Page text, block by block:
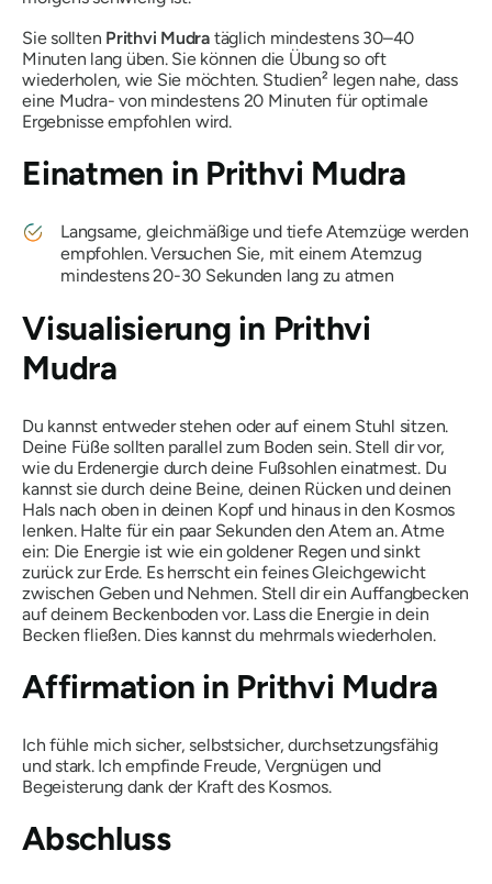
Sie sollten Prithvi Mudra täglich mindestens 30–40
Minuten lang üben. Sie können die Übung so oft
wiederholen, wie Sie möchten. Studien² legen nahe, dass
eine Mudra- von mindestens 20 Minuten für optimale
Ergebnisse empfohlen wird.
Einatmen in Prithvi Mudra
Langsame, gleichmäßige und tiefe Atemzüge werden
empfohlen. Versuchen Sie, mit einem Atemzug
mindestens 20-30 Sekunden lang zu atmen
Visualisierung in Prithvi
Mudra
Du kannst entweder stehen oder auf einem Stuhl sitzen.
Deine Füße sollten parallel zum Boden sein. Stell dir vor,
wie du Erdenergie durch deine Fußsohlen einatmest. Du
kannst sie durch deine Beine, deinen Rücken und deinen
Hals nach oben in deinen Kopf und hinaus in den Kosmos
lenken. Halte für ein paar Sekunden den Atem an. Atme
ein: Die Energie ist wie ein goldener Regen und sinkt
zurück zur Erde. Es herrscht ein feines Gleichgewicht
zwischen Geben und Nehmen. Stell dir ein Auffangbecken
auf deinem Beckenboden vor. Lass die Energie in dein
Becken fließen. Dies kannst du mehrmals wiederholen.
Affirmation in Prithvi Mudra
Ich fühle mich sicher, selbstsicher, durchsetzungsfähig
und stark. Ich empfinde Freude, Vergnügen und
Begeisterung dank der Kraft des Kosmos.
Abschluss